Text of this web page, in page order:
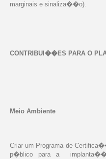
marginais e sinaliza��o).
CONTRIBUI��ES PARA O
Meio Ambiente
Criar um Programa de
p�blico para a